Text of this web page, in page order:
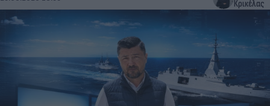
Κρικέλας